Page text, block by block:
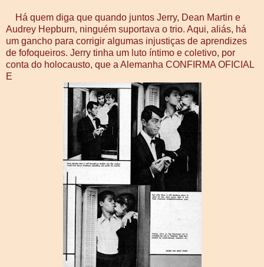
Há quem diga que quando juntos Jerry, Dean Martin e
Audrey Hepburn, ninguém suportava o trio. Aqui, aliás, há
um gancho para corrigir algumas injustiças de aprendizes
de fofoqueiros. Jerry tinha um luto íntimo e coletivo, por
conta do holocausto, que a Alemanha CONFIRMA OFICIAL
E